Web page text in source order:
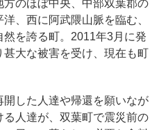
のほぼ中央、中部双葉郡の
、西に阿武隈山脈を臨む、
を誇る町。2011年3月に発
大な被害を受け、現在も町
した人達や帰還を願いなが
人達が、双葉町で震災前の